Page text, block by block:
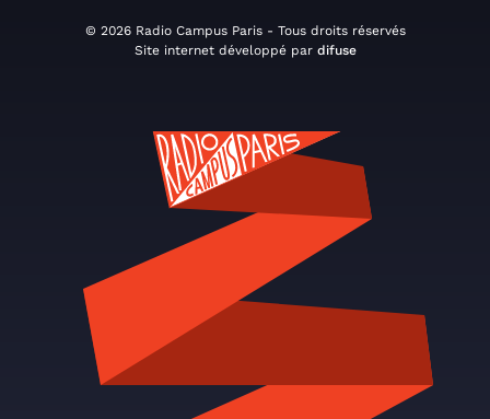
© 2026 Radio Campus Paris - Tous droits réservés
Site internet développé par difuse